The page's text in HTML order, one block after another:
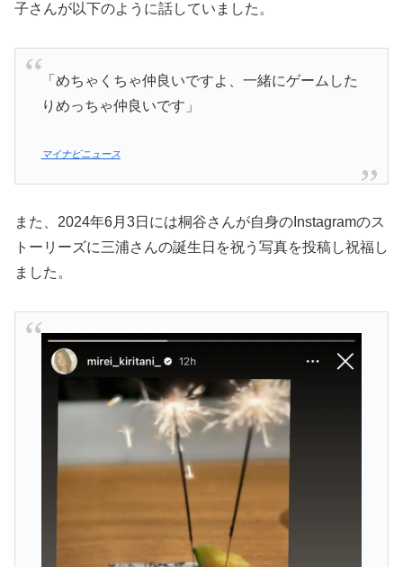
子さんが以下のように話していました。
「めちゃくちゃ仲良いですよ、一緒にゲームした
りめっちゃ仲良いです」
マイナビニュース
また、2024年6月3日には桐谷さんが自身のInstagramのス
トーリーズに三浦さんの誕生日を祝う写真を投稿し祝福し
ました。